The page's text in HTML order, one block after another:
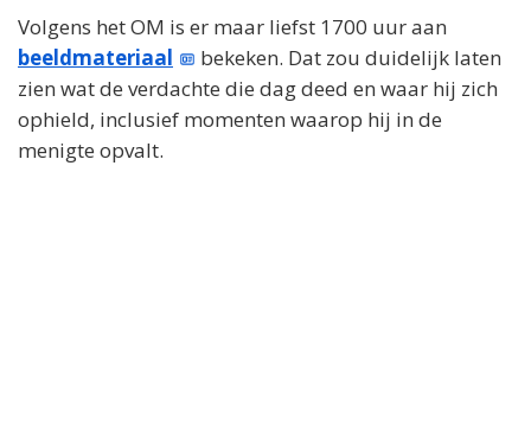
Volgens het OM is er maar liefst 1700 uur aan
beeldmateriaal
bekeken. Dat zou duidelijk laten
zien wat de verdachte die dag deed en waar hij zich
ophield, inclusief momenten waarop hij in de
menigte opvalt.